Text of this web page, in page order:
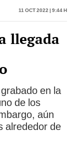
11 Oct 2022 | 9:44 h
llegada
en la
de los
aún
alrededor de